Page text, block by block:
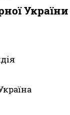
України